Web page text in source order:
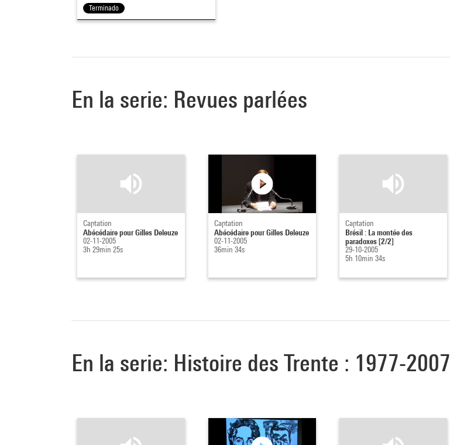
Terminado
En la serie: Revues parlées
Captation
Abécédaire pour Gilles Deleuze
02-11-2005
3h 29min 25s
Captation
Abécédaire pour Gilles Deleuze
02-11-2005
36min 34s
Captation
Brésil : La montée des
paradoxes [2/2]
29-10-2005
5h 10min 34s
En la serie: Histoire des Trente : 1977-2007